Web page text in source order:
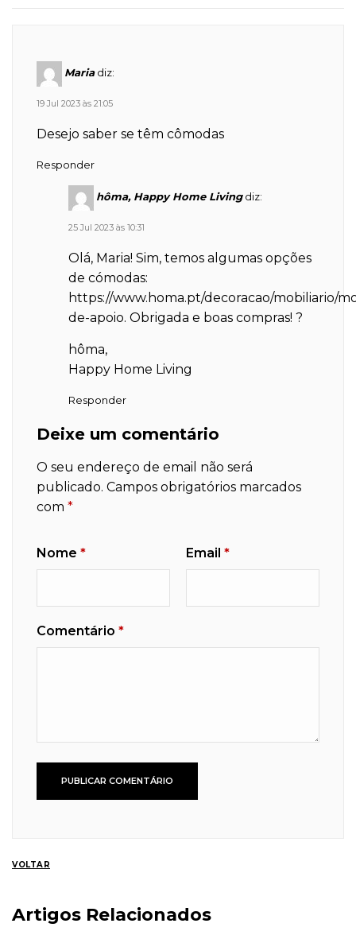
Maria diz:
19 Jul 2023 às 21:05
Desejo saber se têm cômodas
Responder
hôma, Happy Home Living diz:
25 Jul 2023 às 10:31
Olá, Maria! Sim, temos algumas opções
de cómodas:
https://www.homa.pt/decoracao/mobiliario/
de-apoio. Obrigada e boas compras! ?
hôma,
Happy Home Living
Responder
Deixe um comentário
O seu endereço de email não será
publicado. Campos obrigatórios marcados
com *
Nome * Email *
Comentário *
VOLTAR
Artigos Relacionados